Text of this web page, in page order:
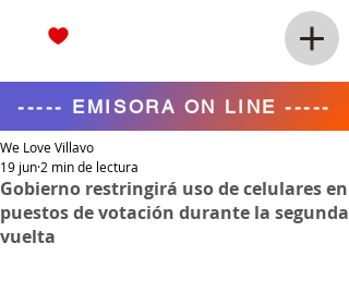
----- EMISORA ON LINE -----
Gobierno restringirá uso de celulares en
puestos de votación durante la segunda
vuelta
We Love Villavo
19 jun 2 min de lectura